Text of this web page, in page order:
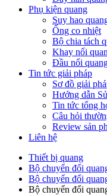
Phụ kiện quang
Suy hao
Ống co nhiệt
Bộ chia tách
Khay nối
Đầu nối
Tin tức giải pháp
Sơ đồ giải
Hướng dẫn
Tin tức tổng
Câu hỏi
Review sản
Liên hệ
Thiết bị quang
Bộ chuyển đổi
Bộ chuyển đổi
Bộ chuyển đổi